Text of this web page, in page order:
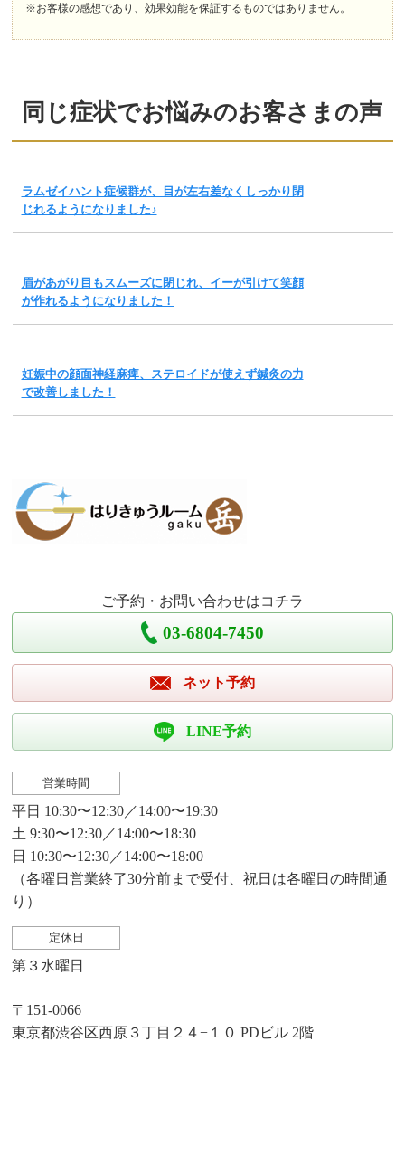
※お客様の感想であり、効果効能を保証するものではありません。
同じ症状でお悩みのお客さまの声
ラムゼイハント症候群が、目が左右差なくしっかり閉
じれるようになりました♪
眉があがり目もスムーズに閉じれ、イーが引けて笑顔
が作れるようになりました！
妊娠中の顔面神経麻痺、ステロイドが使えず鍼灸の力
で改善しました！
ご予約・お問い合わせはコチラ
03-6804-7450
ネット予約
LINE予約
営業時間
平日 10:30〜12:30／14:00〜19:30
土 9:30〜12:30／14:00〜18:30
日 10:30〜12:30／14:00〜18:00
（各曜日営業終了30分前まで受付、祝日は各曜日の時間通
り）
定休日
第３水曜日
〒151-0066
東京都渋谷区西原３丁目２４−１０ PDビル 2階